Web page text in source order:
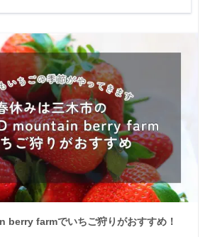
berry farmでいちご狩りがおすすめ！